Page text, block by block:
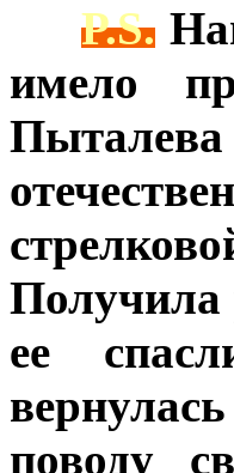
P.S.
имело
Получила
ее
поводу